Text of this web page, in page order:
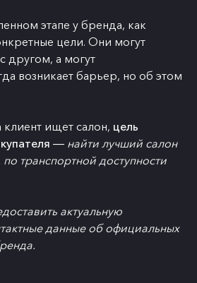
этапе у бренда, как
цели. Они могут
другом, а могут
возникает барьер, но об этом
ищет салон, цель
― найти лучший салон
транспортной доступности
актуальную
данные об официальных